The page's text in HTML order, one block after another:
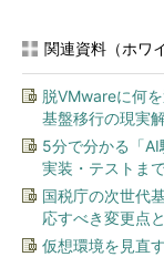
関連資料（ホワ
脱VMwareに何
基盤移行の現実
5分で分かる「AI
実装・テストま
国税庁の次世代
応すべき変更点
仮想環境を見直